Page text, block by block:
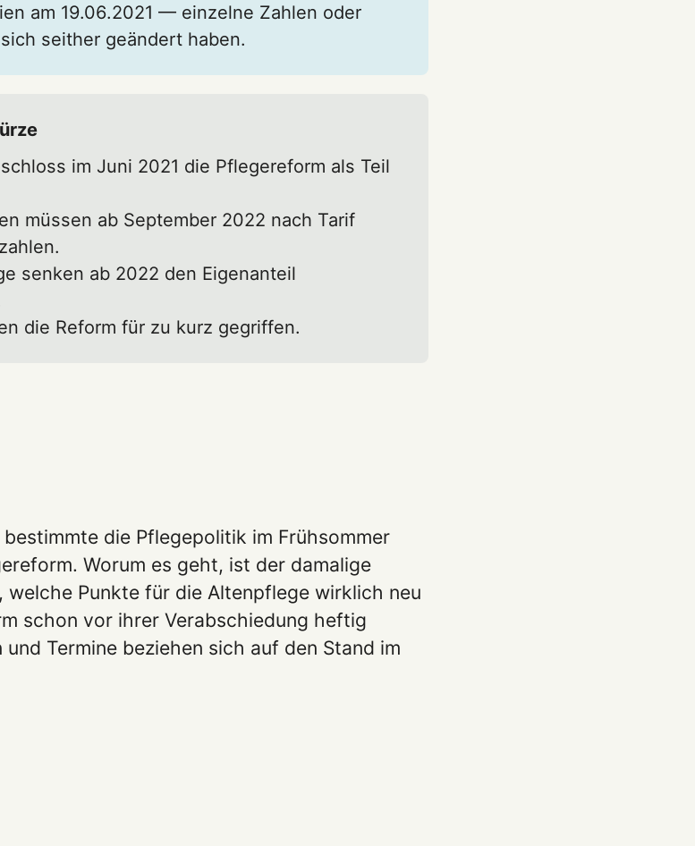
am 19.06.2021 — einzelne Zahlen oder
seither geändert haben.
im Juni 2021 die Pflegereform als Teil
müssen ab September 2022 nach Tarif
senken ab 2022 den Eigenanteil
die Reform für zu kurz gegriffen.
die Pflegepolitik im Frühsommer
Worum es geht, ist der damalige
welche Punkte für die Altenpflege wirklich neu
schon vor ihrer Verabschiedung heftig
Termine beziehen sich auf den Stand im